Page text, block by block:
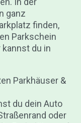
ganz
finden,
Parkschein
du in
Parkhäuser &
du dein Auto
oder